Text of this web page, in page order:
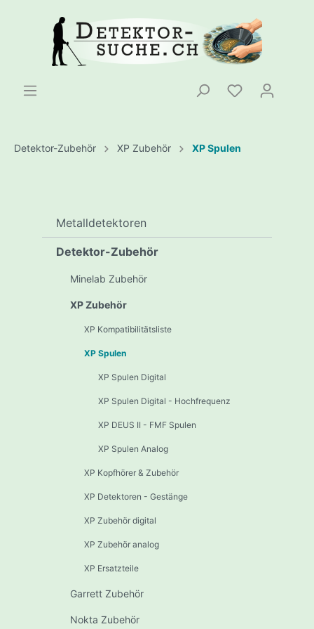
Detektor-Zubehör XP Zubehör XP Spulen
Metalldetektoren
Detektor-Zubehör
Minelab Zubehör
XP Zubehör
XP Kompatibilitätsliste
XP Spulen
XP Spulen Digital
XP Spulen Digital - Hochfrequenz
XP DEUS II - FMF Spulen
XP Spulen Analog
XP Kopfhörer & Zubehör
XP Detektoren - Gestänge
XP Zubehör digital
XP Zubehör analog
XP Ersatzteile
Garrett Zubehör
Nokta Zubehör